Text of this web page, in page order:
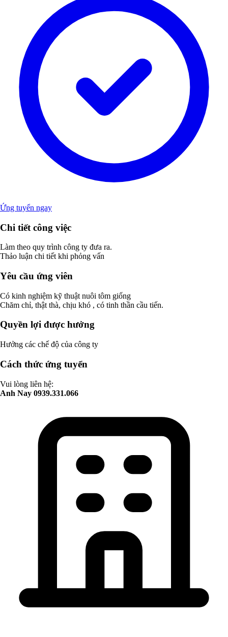
Ứng tuyển ngay
Chi tiết công việc
Làm theo quy trình công ty đưa ra.
Thảo luận chi tiết khi phỏng vấn
Yêu cầu ứng viên
Có kinh nghiệm kỹ thuật nuôi tôm giống
Chăm chỉ, thật thà, chịu khó , có tinh thần cầu tiến.
Quyền lợi được hưởng
Hưởng các chế độ của công ty
Cách thức ứng tuyển
Vui lòng liên hệ:
Anh Nay 0939.331.066